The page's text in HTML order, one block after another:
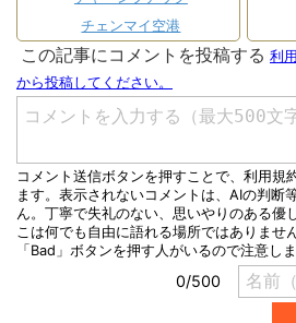
チェンマイ空港